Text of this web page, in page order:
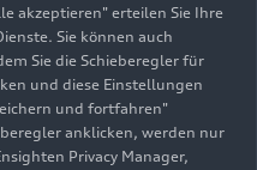
akzeptieren" erteilen Sie Ihre
Sie können auch
Sie die Schieberegler für
und diese Einstellungen
und fortfahren"
anklicken, werden nur
Privacy Manager,